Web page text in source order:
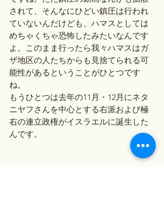
されて、そんなにひどい鎮圧は行われ
ていないんだけども、ハマスとしては
めちゃくちゃ恐怖したみたいなんです
よ。このまま行ったら我々ハマスはガ
ザ地区の人たちからも見捨てられる可
能性があるということがひとつです
ね。
もうひとつは去年の11月・12月にネタ
ニヤフさんを中心とする右派および極
右の連立政権がイスラエルに誕生した
んです。